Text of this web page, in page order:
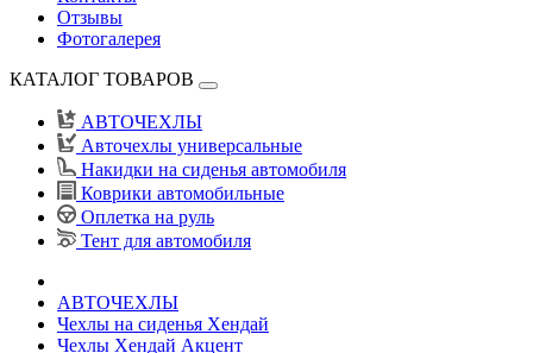
Отзывы
Фотогалерея
КАТАЛОГ ТОВАРОВ
АВТОЧЕХЛЫ
Авточехлы универсальные
Накидки на сиденья автомобиля
Коврики автомобильные
Оплетка на руль
Тент для автомобиля
АВТОЧЕХЛЫ
Чехлы на сиденья Хендай
Чехлы Хендай Акцент